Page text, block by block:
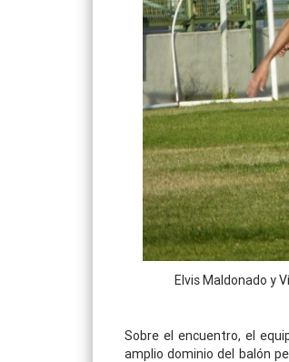
Elvis Maldonado y
Sobre el encuentro, el
amplio dominio del balón